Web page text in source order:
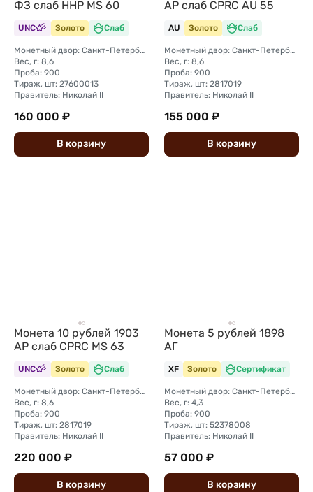
ФЗ слаб ННР MS 60
UNC Золото Слаб
Монетный двор: Санкт-Петербургский монетный двор
Вес, г: 8,6
Проба: 900
Тираж, шт: 27600013
Правитель: Николай II
160 000 ₽
В корзину
АР слаб CPRC AU 55
AU Золото Слаб
Монетный двор: Санкт-Петербургский монетный двор
Вес, г: 8,6
Проба: 900
Тираж, шт: 2817019
Правитель: Николай II
155 000 ₽
В корзину
Монета 10 рублей 1903
АР слаб CPRC MS 63
UNC Золото Слаб
Монетный двор: Санкт-Петербургский монетный двор
Вес, г: 8,6
Проба: 900
Тираж, шт: 2817019
Правитель: Николай II
220 000 ₽
В корзину
Монета 5 рублей 1898
АГ
XF Золото Сертификат
Монетный двор: Санкт-Петербургский монетный двор
Вес, г: 4,3
Проба: 900
Тираж, шт: 52378008
Правитель: Николай II
57 000 ₽
В корзину